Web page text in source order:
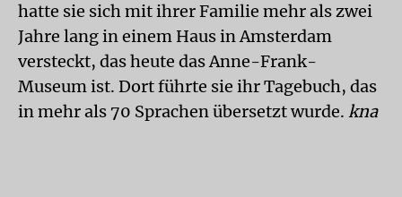
hatte sie sich mit ihrer Familie mehr als zwei
Jahre lang in einem Haus in Amsterdam
versteckt, das heute das Anne-Frank-
Museum ist. Dort führte sie ihr Tagebuch, das
in mehr als 70 Sprachen übersetzt wurde. kna